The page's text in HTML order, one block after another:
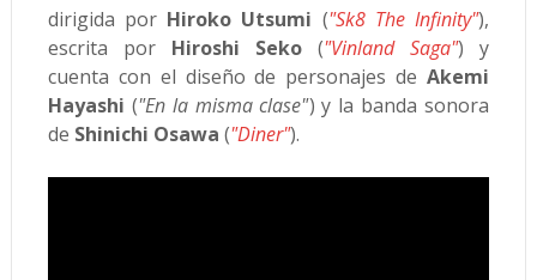
dirigida por Hiroko Utsumi ("Sk8 The Infinity"),
escrita por Hiroshi Seko ("Vinland Saga") y
cuenta con el diseño de personajes deAkemi
Hayashi ("En la misma clase") y la banda sonora
de Shinichi Osawa ("Diner").